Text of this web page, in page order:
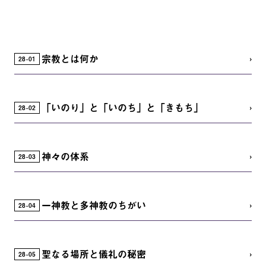
28 01 宗教とは何か
28 02 「いのり」と「いのち」と「きもち」
28 03 神々の体系
28 04 一神教と多神教のちがい
28 05 聖なる場所と儀礼の秘密